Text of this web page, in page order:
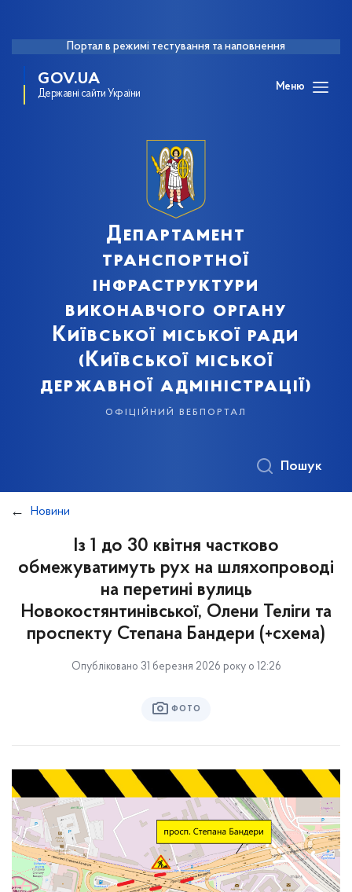
Портал в режимі тестування та наповнення
GOV.UA
Державні сайти України
Меню
Департамент
транспортної
інфраструктури
виконавчого органу
Київської міської ради
(Київської міської
державної адміністрації)
офіційний вебпортал
Пошук
Новини
Із 1 до 30 квітня частково
обмежуватимуть рух на шляхопроводі
на перетині вулиць
Новокостянтинівської, Олени Теліги та
проспекту Степана Бандери (+схема)
Опубліковано 31 березня 2026 року о 12:26
ФОТО